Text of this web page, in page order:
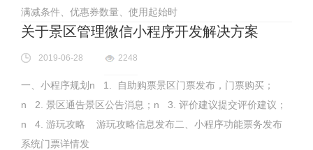
满减条件、优惠券数量、使用起始时
关于景区管理微信小程序开发解决方案
2019-06-28 2248
一、小程序规划n 1. 自助购票景区门票发布，门票购买；
n 2. 景区通告景区公告消息；n 3. 评价建议提交评价建议；
n 4. 游玩攻略 游玩攻略信息发布二、小程序功能票务发布
系统门票详情发